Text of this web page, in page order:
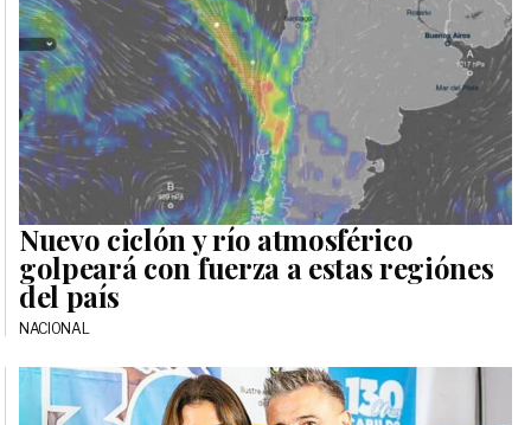
Nuevo ciclón y río atmosférico
golpeará con fuerza a estas regiónes
del país
NACIONAL